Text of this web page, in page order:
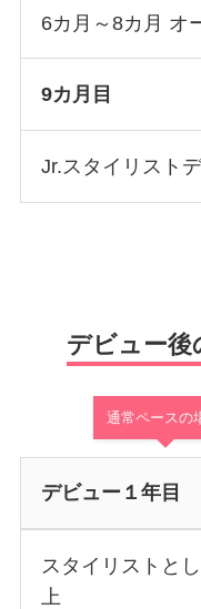
6カ月～8カ月 オ
9カ月目
Jr.スタイリスト
デビュー後
通常ペースの
デビュー１年目
スタイリストと
上